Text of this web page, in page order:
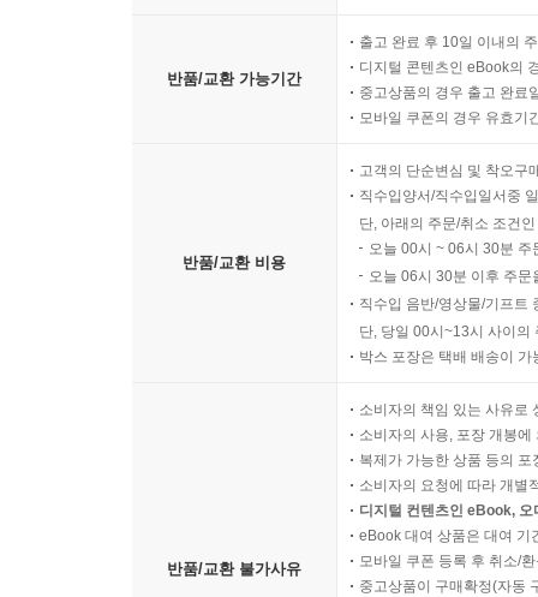
반품/교환 가능기간
출고 완료 후 10일 이내의
디지털 콘텐츠인 eBook의
중고상품의 경우 출고 완료
모바일 쿠폰의 경우 유효기
반품/교환 비용
고객의 단순변심 및 착오구
직수입양서/직수입일서중
단, 아래의 주문/취소 조건
오늘 00시 ~ 06시 30분
오늘 06시 30분 이후 주
직수입 음반/영상물/기프트
단, 당일 00시~13시 사이의
박스 포장은 택배 배송이
반품/교환 불가사유
소비자의 책임 있는 사유로
소비자의 사용, 포장 개봉
복제가 가능한 상품 등의
소비자의 요청에 따라 개별
디지털 컨텐츠인 eBook,
eBook 대여 상품은 대여 기
모바일 쿠폰 등록 후 취소/
중고상품이 구매확정(자동